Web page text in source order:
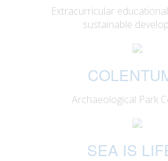
Extracurricular
sustainable
Archaeological Park
SEA IS